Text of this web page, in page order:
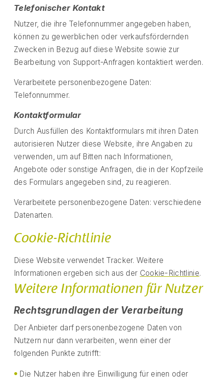
Telefonischer Kontakt
Nutzer, die ihre Telefonnummer angegeben haben,
können zu gewerblichen oder verkaufsfördernden
Zwecken in Bezug auf diese Website sowie zur
Bearbeitung von Support-Anfragen kontaktiert werden.
Verarbeitete personenbezogene Daten:
Telefonnummer.
Kontaktformular
Durch Ausfüllen des Kontaktformulars mit ihren Daten
autorisieren Nutzer diese Website, ihre Angaben zu
verwenden, um auf Bitten nach Informationen,
Angebote oder sonstige Anfragen, die in der Kopfzeile
des Formulars angegeben sind, zu reagieren.
Verarbeitete personenbezogene Daten: verschiedene
Datenarten.
Cookie-Richtlinie
Diese Website verwendet Tracker. Weitere
Informationen ergeben sich aus der Cookie-Richtlinie.
Weitere Informationen für Nutzer
Rechtsgrundlagen der Verarbeitung
Der Anbieter darf personenbezogene Daten von
Nutzern nur dann verarbeiten, wenn einer der
folgenden Punkte zutrifft:
Die Nutzer haben ihre Einwilligung für einen oder